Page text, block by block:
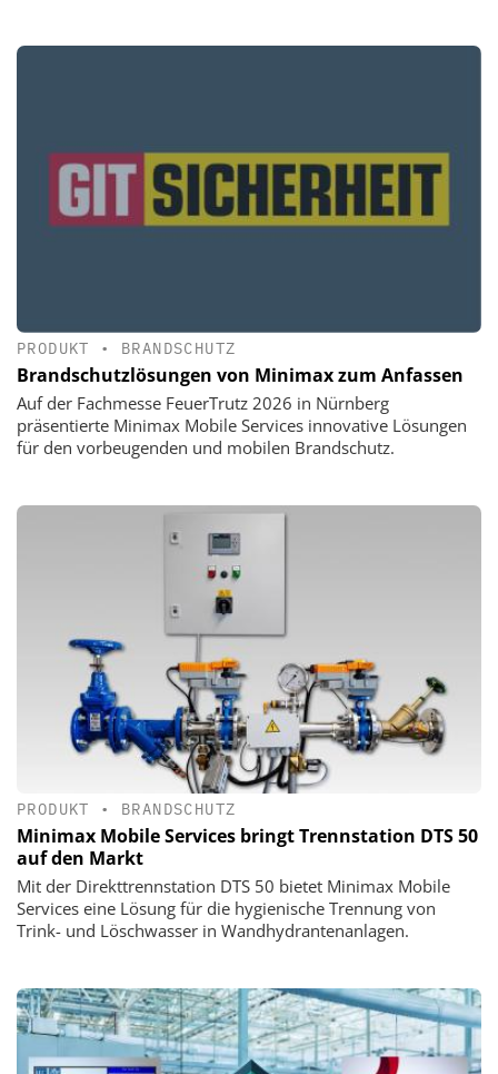
PRODUKT • BRANDSCHUTZ
Brandschutzlösungen von Minimax zum Anfassen
Auf der Fachmesse FeuerTrutz 2026 in Nürnberg
präsentierte Minimax Mobile Services innovative Lösungen
für den vorbeugenden und mobilen Brandschutz.
PRODUKT • BRANDSCHUTZ
Minimax Mobile Services bringt Trennstation DTS 50
auf den Markt
Mit der Direkttrennstation DTS 50 bietet Minimax Mobile
Services eine Lösung für die hygienische Trennung von
Trink- und Löschwasser in Wandhydrantenanlagen.